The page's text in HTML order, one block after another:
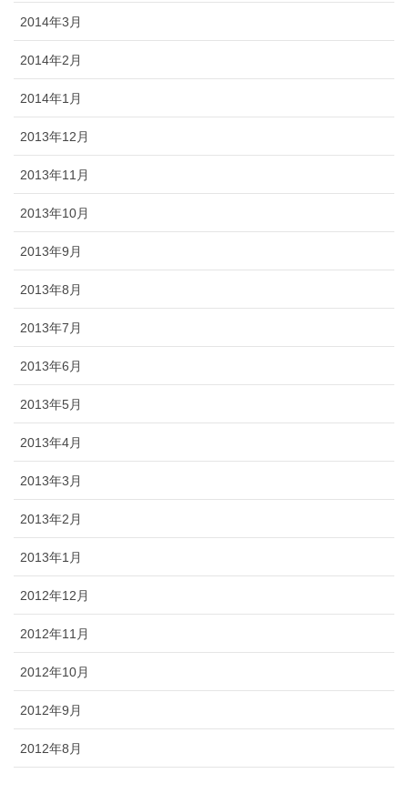
2014年3月
2014年2月
2014年1月
2013年12月
2013年11月
2013年10月
2013年9月
2013年8月
2013年7月
2013年6月
2013年5月
2013年4月
2013年3月
2013年2月
2013年1月
2012年12月
2012年11月
2012年10月
2012年9月
2012年8月